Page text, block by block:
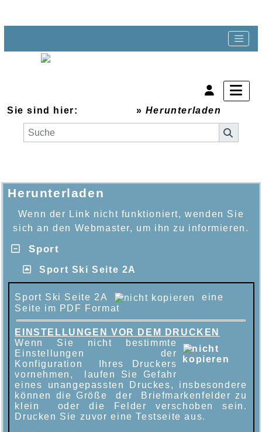
Sie sind hier: » Herunterladen
Herunterladen
Wenn der Link nicht funktioniert, wenden Sie
sich an den Webmaster, um ihn zu informieren.
Sport
Sport Ski Seite 2A
Sport Ski Seite 2A
eine
Seite im PDF Format
EINSTELLUNGEN VOR DEM DRUCKEN
Wenn Sie nicht bestimmte
Einstellungen der
Konfiguration Ihres Druckers
vornehmen, laufen Sie Gefahr
eines unangepassten Druckes, insbesondere
können die Größe der Briefmarkenfelder zu
klein oder die Felder verschoben sein.
Drucken Sie zuvor eine Testseite aus.